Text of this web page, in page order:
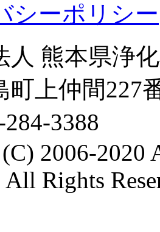
シーポリシー
人 熊本県浄
町上仲間
3388
2006-2020
Rights